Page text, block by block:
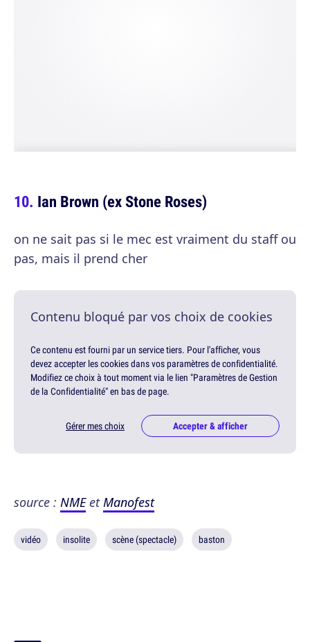
Ian Brown (ex Stone Roses)
on ne sait pas si le mec est vraiment du staff ou
pas, mais il prend cher
Contenu bloqué par vos choix de cookies
Ce contenu est fourni par un service tiers. Pour l'afficher, vous
devez accepter les cookies dans vos paramètres de confidentialité.
Modifiez ce choix à tout moment via le lien "Paramètres de Gestion
de la Confidentialité" en bas de page.
Gérer mes choix Accepter & afficher
source : NMEet Manofest
vidéo insolite scène (spectacle) baston